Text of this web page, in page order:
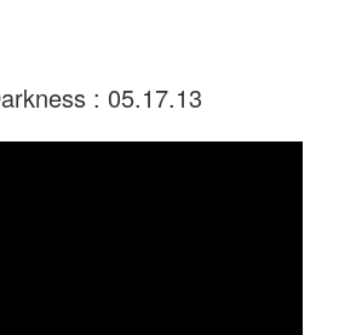
: 05.17.13